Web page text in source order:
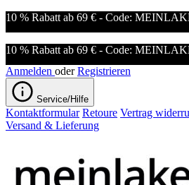
10 % Rabatt ab 69 € - Code:
10 % Rabatt ab 69 € - Code:
Anmelden oder Registrieren
Service/Hilfe
Kontaktformular Retoure Vertrag
Versand & Lieferung